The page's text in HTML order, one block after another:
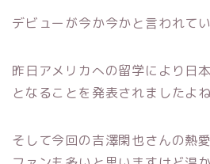
デビューが今か今かと言われて
昨日アメリカへの留学により日
となることを発表されましたよね
そして今回の吉澤閑也さんの熱